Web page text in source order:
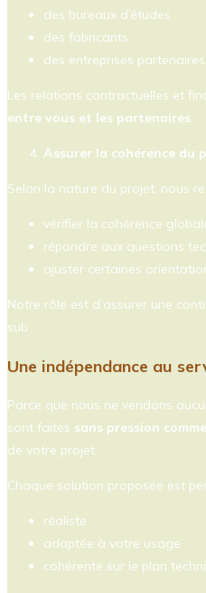
des bureaux d’études
des fabricants
des entreprises
Les relations contractuelles et
entre vous et les partenaires.
Assurer la cohérence du
Selon la nature du projet, nous
vérifier la cohérence
répondre aux questions
ajuster certaines
Notre rôle est d’assurer une
sub
Une indépendance au
Parce que nous ne vendons
sont faites sans pression
de votre projet.
Chaque solution proposée est
réaliste
adaptée à votre usage
cohérente sur le plan